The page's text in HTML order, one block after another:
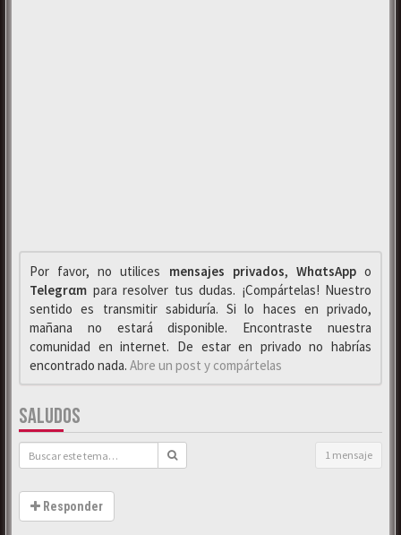
Por favor, no utilices mensajes privados, WhαtsAppo
Telegrαm para resolver tus dudas. ¡Compártelas! Nuestro
sentido es transmitir sabiduría. Si lo haces en privado,
mañana no estará disponible. Encontraste nuestra
comunidad en internet. De estar en privado no habrías
encontrado nada. Abre un post y compártelas
SALUDOS
1 mensaje
Responder